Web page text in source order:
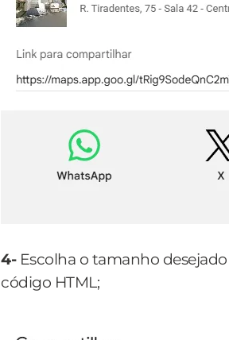
4- Escolha o tamanho
código HTML;